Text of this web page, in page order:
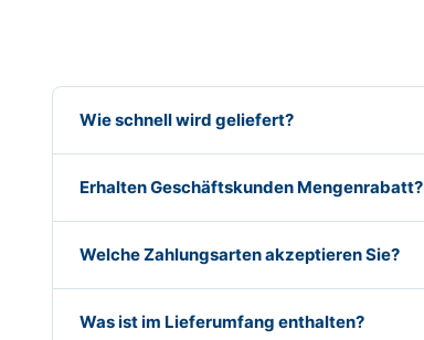
Wie schnell wird geliefert?
Erhalten Geschäftskunden Mengenrabatt?
Welche Zahlungsarten akzeptieren Sie?
Was ist im Lieferumfang enthalten?